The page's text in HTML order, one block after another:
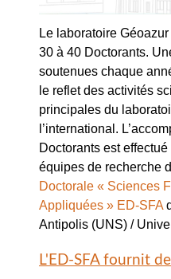
Le laboratoire
30 à 40 Doctorants.
soutenues chaque
le reflet des activités
principales du
l’international.
Doctorants est
équipes de recherche
Doctorale « Sciences
Appliquées » ED-SFA
Antipolis (UNS) /
L'ED-SFA fournit